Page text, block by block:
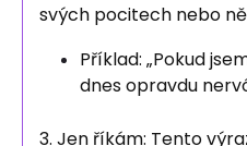
svých pocitech nebo
Příklad: „Pokud
dnes opravdu
3. Jen říkám: Tento